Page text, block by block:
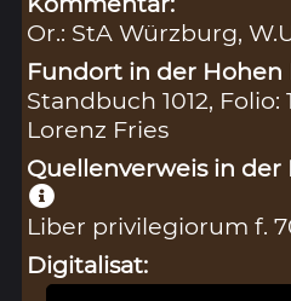
Or.: StA Würzburg,
Fundort in der Hohen
Standbuch 1012, Folio:
Lorenz Fries
Quellenverweis in
Liber privilegiorum f.
Digitalisat: